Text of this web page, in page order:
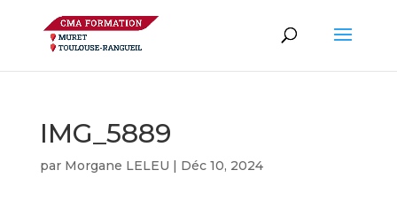
IMG_5889
par Morgane LELEU | Déc 10, 2024